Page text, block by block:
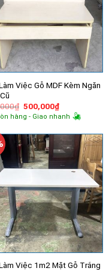
Việc Gỗ MDF Kèm Ngăn
₫ Giá
gốc
là:
500,000₫Giá
hiện
tại
500,000₫.
hàng - Giao nhanh
Việc 1m2 Mặt Gỗ Trắng